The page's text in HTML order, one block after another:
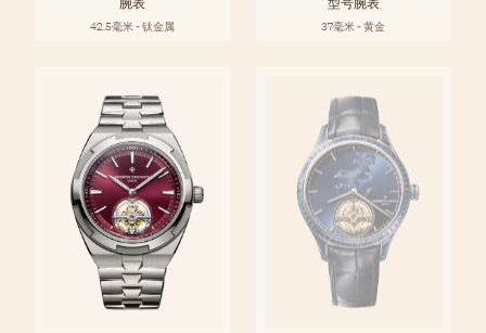
42.5毫米 - 钛金属 37毫米 - 黄金